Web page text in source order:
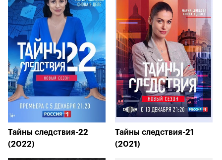
Тайны следствия-22
(2022)
Тайны следствия-21
(2021)